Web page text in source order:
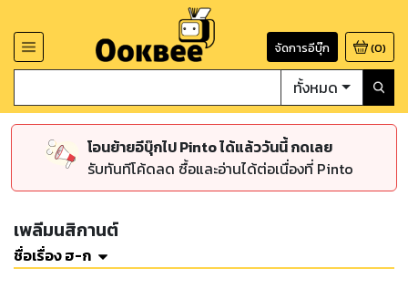
จัดการอีบุ๊ก (0)
ทั้งหมด
โอนย้ายอีบุ๊กไป Pinto ได้แล้ววันนี้ กดเลย
รับทันทีโค้ดลด ซื้อและอ่านได้ต่อเนื่องที่ Pinto
เพลีมนสิกานต์
ชื่อเรื่อง ฮ-ก